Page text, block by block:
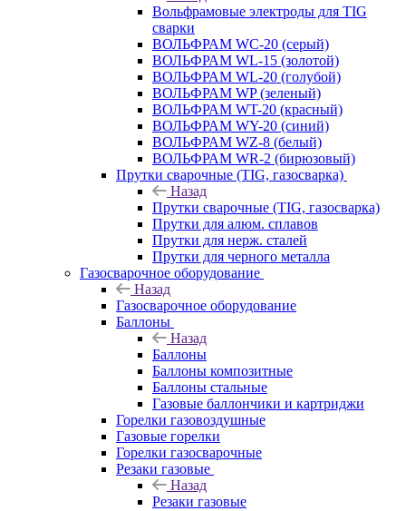
Вольфрамовые электроды для TIG
сварки
ВОЛЬФРАМ WC-20 (серый)
ВОЛЬФРАМ WL-15 (золотой)
ВОЛЬФРАМ WL-20 (голубой)
ВОЛЬФРАМ WP (зеленый)
ВОЛЬФРАМ WT-20 (красный)
ВОЛЬФРАМ WY-20 (синий)
ВОЛЬФРАМ WZ-8 (белый)
ВОЛЬФРАМ WR-2 (бирюзовый)
Прутки сварочные (TIG, газосварка)
Назад
Прутки сварочные (TIG, газосварка)
Прутки для алюм. сплавов
Прутки для нерж. сталей
Прутки для черного металла
Газосварочное оборудование
Назад
Газосварочное оборудование
Баллоны
Назад
Баллоны
Баллоны композитные
Баллоны стальные
Газовые баллончики и картриджи
Горелки газовоздушные
Газовые горелки
Горелки газосварочные
Резаки газовые
Назад
Резаки газовые